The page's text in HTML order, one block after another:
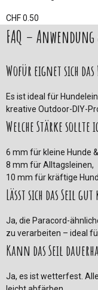
CHF 0.50
FAQ –
Wofür eignet sich
Es ist ideal für
kreative Outdoor-DIY-
Welche Stärke sollte
6 mm für kleine Hunde
8 mm für Alltagsleinen,
10 mm für kräftige
Lässt sich das Seil
Ja, die Paracord-
zu verarbeiten – ideal
Kann das Seil
Ja, es ist wetterfest.